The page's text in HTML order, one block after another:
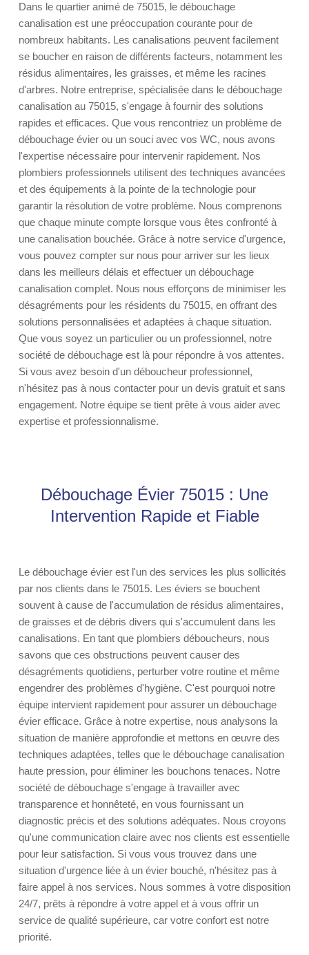
Dans le quartier animé de 75015, le débouchage
canalisation est une préoccupation courante pour de
nombreux habitants. Les canalisations peuvent facilement
se boucher en raison de différents facteurs, notamment les
résidus alimentaires, les graisses, et même les racines
d'arbres. Notre entreprise, spécialisée dans le débouchage
canalisation au 75015, s'engage à fournir des solutions
rapides et efficaces. Que vous rencontriez un problème de
débouchage évier ou un souci avec vos WC, nous avons
l'expertise nécessaire pour intervenir rapidement. Nos
plombiers professionnels utilisent des techniques avancées
et des équipements à la pointe de la technologie pour
garantir la résolution de votre problème. Nous comprenons
que chaque minute compte lorsque vous êtes confronté à
une canalisation bouchée. Grâce à notre service d'urgence,
vous pouvez compter sur nous pour arriver sur les lieux
dans les meilleurs délais et effectuer un débouchage
canalisation complet. Nous nous efforçons de minimiser les
désagréments pour les résidents du 75015, en offrant des
solutions personnalisées et adaptées à chaque situation.
Que vous soyez un particulier ou un professionnel, notre
société de débouchage est là pour répondre à vos attentes.
Si vous avez besoin d'un déboucheur professionnel,
n'hésitez pas à nous contacter pour un devis gratuit et sans
engagement. Notre équipe se tient prête à vous aider avec
expertise et professionnalisme.
Débouchage Évier 75015 : Une
Intervention Rapide et Fiable
Le débouchage évier est l'un des services les plus sollicités
par nos clients dans le 75015. Les éviers se bouchent
souvent à cause de l'accumulation de résidus alimentaires,
de graisses et de débris divers qui s'accumulent dans les
canalisations. En tant que plombiers déboucheurs, nous
savons que ces obstructions peuvent causer des
désagréments quotidiens, perturber votre routine et même
engendrer des problèmes d'hygiène. C'est pourquoi notre
équipe intervient rapidement pour assurer un débouchage
évier efficace. Grâce à notre expertise, nous analysons la
situation de manière approfondie et mettons en œuvre des
techniques adaptées, telles que le débouchage canalisation
haute pression, pour éliminer les bouchons tenaces. Notre
société de débouchage s'engage à travailler avec
transparence et honnêteté, en vous fournissant un
diagnostic précis et des solutions adéquates. Nous croyons
qu'une communication claire avec nos clients est essentielle
pour leur satisfaction. Si vous vous trouvez dans une
situation d'urgence liée à un évier bouché, n'hésitez pas à
faire appel à nos services. Nous sommes à votre disposition
24/7, prêts à répondre à votre appel et à vous offrir un
service de qualité supérieure, car votre confort est notre
priorité.